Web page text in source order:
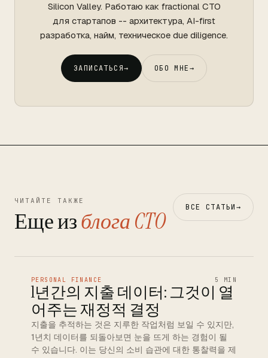
Silicon Valley. Работаю как fractional CTO
для стартапов -- архитектура, AI-first
разработка, найм, техническое due diligence.
ЗАПИСАТЬСЯ→ ОБО МНЕ→
ЧИТАЙТЕ ТАКЖЕ
Еще изблога CTO ВСЕ СТАТЬИ→
PERSONAL FINANCE 5 MIN
1년간의 지출 데이터: 그것이 열
어주는 재정적 결정
지출을 추적하는 것은 지루한 작업처럼 보일 수 있지만,
1년치 데이터를 되돌아보면 눈을 뜨게 하는 경험이 될
수 있습니다. 이는 당신의 소비 습관에 대한 통찰력을 제